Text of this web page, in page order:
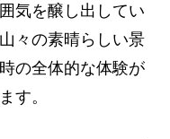
気を醸し出してい
々の素晴らしい景
の全体的な体験が
す。